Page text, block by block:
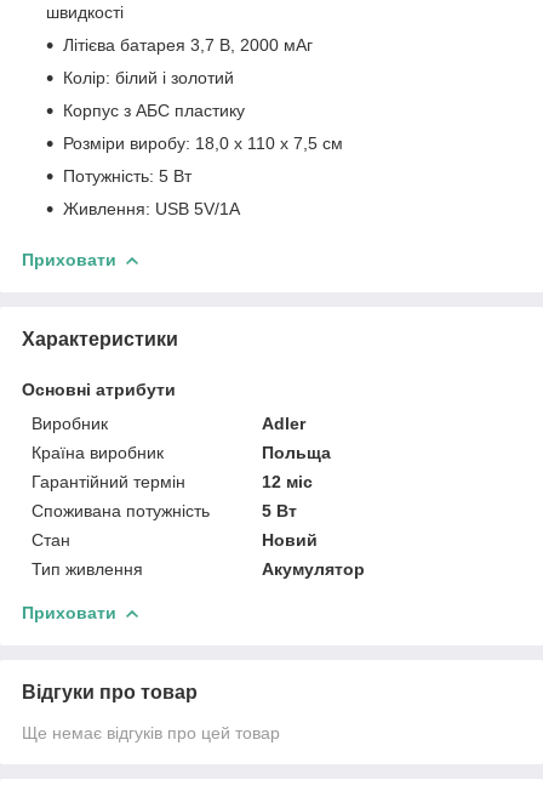
швидкості
Літієва батарея 3,7 В, 2000 мАг
Колір: білий і золотий
Корпус з АБС пластику
Розміри виробу: 18,0 х 110 х 7,5 см
Потужність: 5 Вт
Живлення: USB 5V/1A
Приховати
Характеристики
Основні атрибути
Виробник
Adler
Країна виробник
Польща
Гарантійний термін
12 міс
Споживана потужність
5 Вт
Стан
Новий
Тип живлення
Акумулятор
Приховати
Відгуки про товар
Ще немає відгуків про цей товар